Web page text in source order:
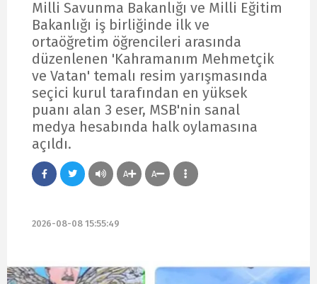
Milli Savunma Bakanlığı ve Milli Eğitim
Bakanlığı iş birliğinde ilk ve
ortaöğretim öğrencileri arasında
düzenlenen 'Kahramanım Mehmetçik
ve Vatan' temalı resim yarışmasında
seçici kurul tarafından en yüksek
puanı alan 3 eser, MSB'nin sanal
medya hesabında halk oylamasına
açıldı.
A A
2026-08-08 15:55:49